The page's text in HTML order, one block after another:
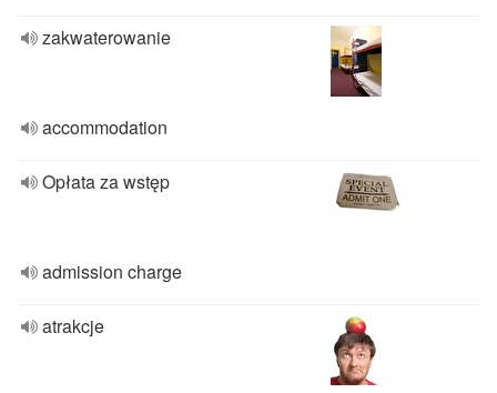
zakwaterowanie
accommodation
Opłata za wstęp
admission charge
atrakcje